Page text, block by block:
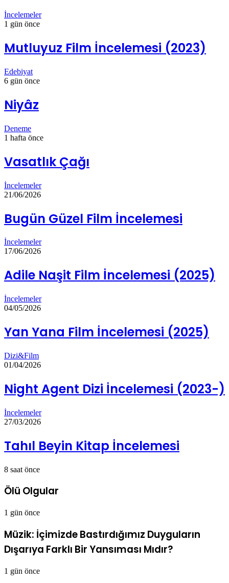
İncelemeler
1 gün önce
Mutluyuz Film İncelemesi (2023)
Edebiyat
6 gün önce
Niyâz
Deneme
1 hafta önce
Vasatlık Çağı
İncelemeler
21/06/2026
Bugün Güzel Film İncelemesi
İncelemeler
17/06/2026
Adile Naşit Film İncelemesi (2025)
İncelemeler
04/05/2026
Yan Yana Film İncelemesi (2025)
Dizi&Film
01/04/2026
Night Agent Dizi İncelemesi (2023-)
İncelemeler
27/03/2026
Tahıl Beyin Kitap İncelemesi
8 saat önce
Ölü Olgular
1 gün önce
Müzik: İçimizde Bastırdığımız Duyguların
Dışarıya Farklı Bir Yansıması Mıdır?
1 gün önce